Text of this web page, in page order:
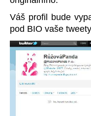
Váš profil bude
pod BIO vaše